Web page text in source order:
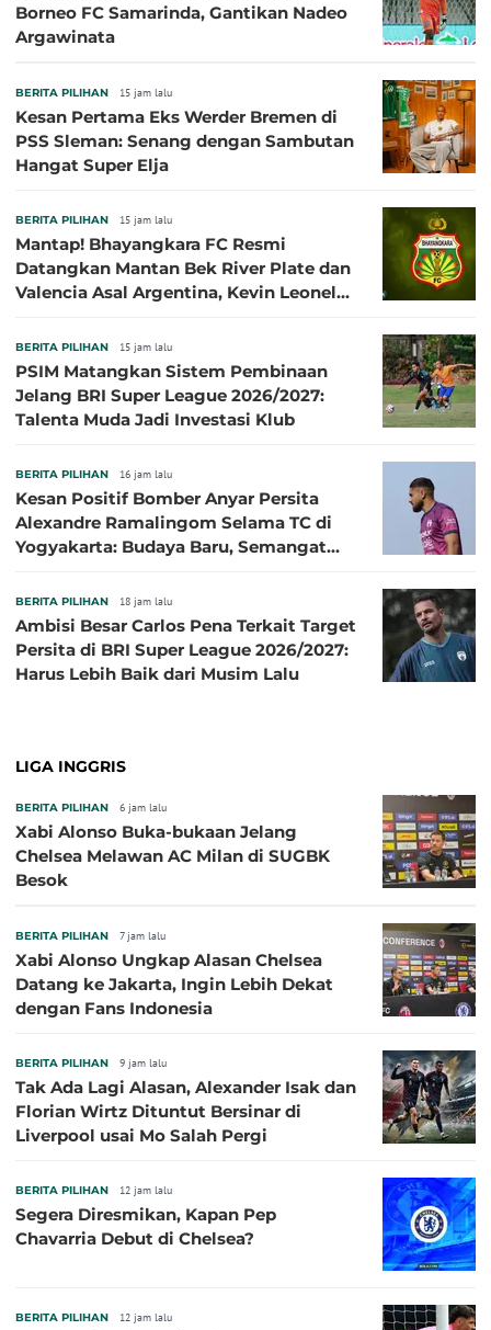
Borneo FC Samarinda, Gantikan Nadeo
Argawinata
BERITA PILIHAN 15 jam lalu
Kesan Pertama Eks Werder Bremen di
PSS Sleman: Senang dengan Sambutan
Hangat Super Elja
BERITA PILIHAN 15 jam lalu
Mantap! Bhayangkara FC Resmi
Datangkan Mantan Bek River Plate dan
Valencia Asal Argentina, Kevin Leonel
BERITA PILIHAN 15 jam lalu
PSIM Matangkan Sistem Pembinaan
Jelang BRI Super League 2026/2027:
Talenta Muda Jadi Investasi Klub
BERITA PILIHAN 16 jam lalu
Kesan Positif Bomber Anyar Persita
Alexandre Ramalingom Selama TC di
Yogyakarta: Budaya Baru, Semangat
BERITA PILIHAN 18 jam lalu
Ambisi Besar Carlos Pena Terkait Target
Persita di BRI Super League 2026/2027:
Harus Lebih Baik dari Musim Lalu
LIGA INGGRIS
BERITA PILIHAN 6 jam lalu
Xabi Alonso Buka-bukaan Jelang
Chelsea Melawan AC Milan di SUGBK
Besok
BERITA PILIHAN 7 jam lalu
Xabi Alonso Ungkap Alasan Chelsea
Datang ke Jakarta, Ingin Lebih Dekat
dengan Fans Indonesia
BERITA PILIHAN 9 jam lalu
Tak Ada Lagi Alasan, Alexander Isak dan
Florian Wirtz Dituntut Bersinar di
Liverpool usai Mo Salah Pergi
BERITA PILIHAN 12 jam lalu
Segera Diresmikan, Kapan Pep
Chavarria Debut di Chelsea?
BERITA PILIHAN 12 jam lalu